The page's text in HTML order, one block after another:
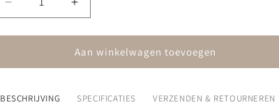
Aantal
verlagen
voor
-
set
Aantal
verhogen
voor
Planner
-
set
Aan winkelwagen toevoegen
BESCHRIJVING SPECIFICATIES VERZENDEN & RETOURNEREN